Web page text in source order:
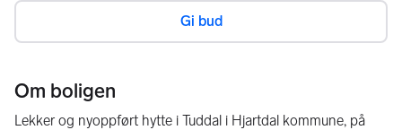
Gi bud
Om boligen
Lekker og nyoppført hytte i Tuddal i Hjartdal kommune, på